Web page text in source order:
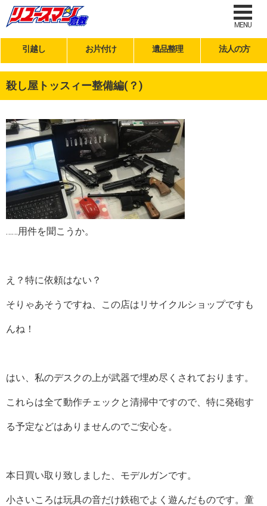
MENU
引越し お片付け 遺品整理 法人の方
殺し屋トッスィー整備編(？)
……用件を聞こうか。
え？特に依頼はない？
そりゃあそうですね、この店はリサイクルショップですも
んね！
はい、私のデスクの上が武器で埋め尽くされております。
これらは全て動作チェックと清掃中ですので、特に発砲す
る予定などはありませんのでご安心を。
本日買い取り致しました、モデルガンです。
小さいころは玩具の音だけ鉄砲でよく遊んだものです。童